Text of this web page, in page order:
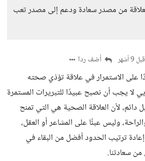
من مصدر سعادة ودعم إلى مصدر تعب
قبل 9 أشهر أضف ردا
على الاستمرار في علاقة تؤذي صحته
لا يجب أن نصبح عبيدًا للتبريرات المستمرة
دائم، لأن العلاقة الصحية هي التي تمنح
وليس عبئًا على المشاعر أو العقل،
إعادة ترتيب الحدود أفضل من البقاء في
من سعادتنا.